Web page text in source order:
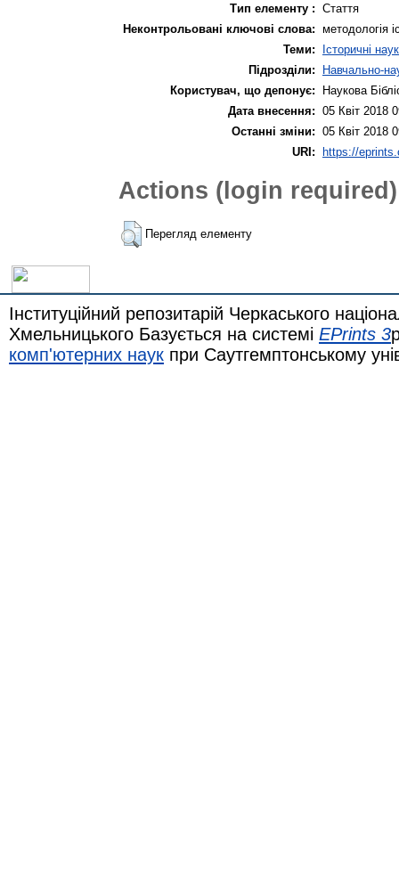
Тип елементу : Стаття
Неконтрольовані ключові слова: методологія
Теми:
Історичні
Підрозділи:
Навчально-
Користувач, що депонує:
Наукова
Дата внесення: 05 Квіт 2018
Останні зміни: 05 Квіт 2018
URI: https://
Actions (login required)
Перегляд елементу
Інституційний репозитарій Черкаського
Хмельницького Базується на системі EPrints 3
комп'ютерних наук при Саутгемптонському